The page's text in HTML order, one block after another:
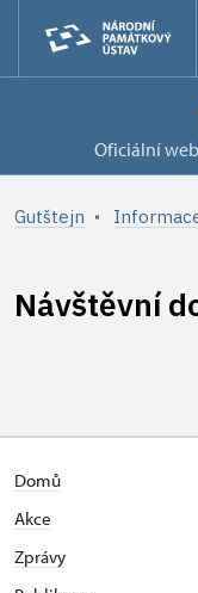
oficiální
Gutštejn
Návštěvní
Domů
Akce
Zprávy